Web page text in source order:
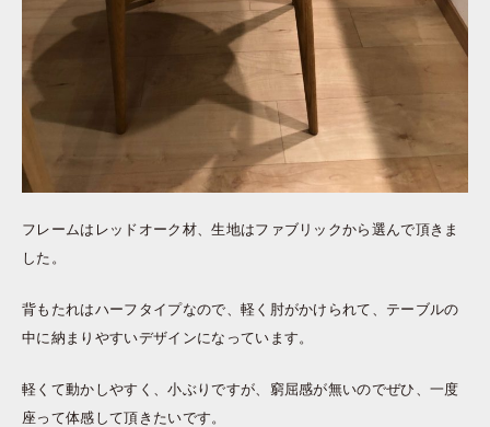
フレームはレッドオーク材、生地はファブリックから選んで頂きま
した。
背もたれはハーフタイプなので、軽く肘がかけられて、テーブルの
中に納まりやすいデザインになっています。
軽くて動かしやすく、小ぶりですが、窮屈感が無いのでぜひ、一度
座って体感して頂きたいです。